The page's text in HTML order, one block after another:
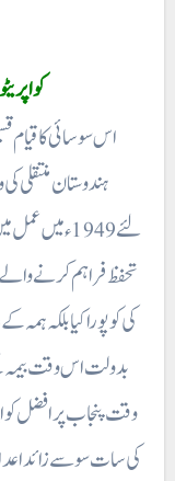
اس سوسائی کا قیام
ہندوستان منتقلی
لئے 1949ء میں عمل میں آیا۔ اس وقت کپاس اور
تحفظ فراہم کرنے
کی کو پورا کیا بلکہ
بدولت اس وقت
وقت پنجاب پر افضل
کی سات سوسے زائد